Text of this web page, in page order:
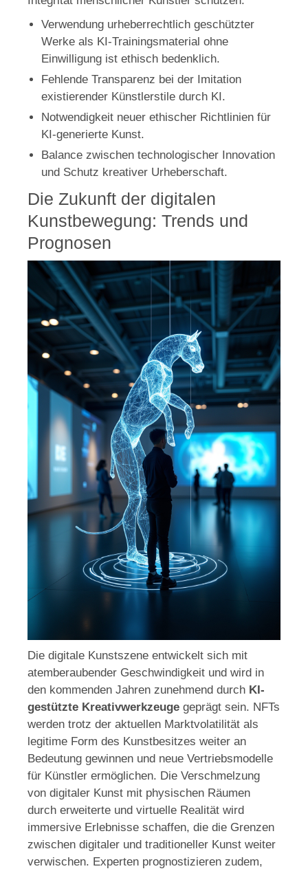
Verwendung urheberrechtlich geschützter
Werke als KI-Trainingsmaterial ohne
Einwilligung ist ethisch bedenklich.
Fehlende Transparenz bei der Imitation
existierender Künstlerstile durch KI.
Notwendigkeit neuer ethischer Richtlinien für
KI-generierte Kunst.
Balance zwischen technologischer Innovation
und Schutz kreativer Urheberschaft.
Die Zukunft der digitalen
Kunstbewegung: Trends und
Prognosen
Die digitale Kunstszene entwickelt sich mit
atemberaubender Geschwindigkeit und wird in
den kommenden Jahren zunehmend durch KI-
gestützte Kreativwerkzeuge geprägt sein. NFTs
werden trotz der aktuellen Marktvolatilität als
legitime Form des Kunstbesitzes weiter an
Bedeutung gewinnen und neue Vertriebsmodelle
für Künstler ermöglichen. Die Verschmelzung
von digitaler Kunst mit physischen Räumen
durch erweiterte und virtuelle Realität wird
immersive Erlebnisse schaffen, die die Grenzen
zwischen digitaler und traditioneller Kunst weiter
verwischen. Experten prognostizieren zudem,